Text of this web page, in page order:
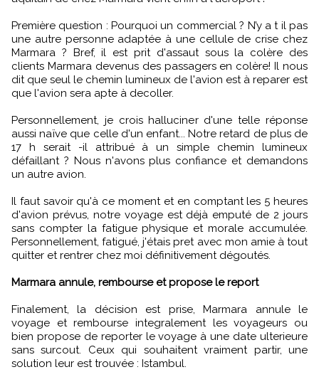
Première question : Pourquoi un commercial ? N’y a t il pas
une autre personne adaptée à une cellule de crise chez
Marmara ? Bref, il est prit d'assaut sous la colère des
clients Marmara devenus des passagers en colère! Il nous
dit que seul le chemin lumineux de l'avion est à reparer est
que l'avion sera apte à decoller.
Personnellement, je crois halluciner d'une telle réponse
aussi naïve que celle d'un enfant... Notre retard de plus de
17 h serait -il attribué à un simple chemin lumineux
défaillant ? Nous n'avons plus confiance et demandons
un autre avion.
Il faut savoir qu'à ce moment et en comptant les 5 heures
d'avion prévus, notre voyage est déjà emputé de 2 jours
sans compter la fatigue physique et morale accumulée.
Personnellement, fatigué, j'étais pret avec mon amie à tout
quitter et rentrer chez moi définitivement dégoutés.
Marmara annule, rembourse et propose le report
Finalement, la décision est prise, Marmara annule le
voyage et rembourse integralement les voyageurs ou
bien propose de reporter le voyage à une date ulterieure
sans surcout. Ceux qui souhaitent vraiment partir, une
solution leur est trouvée : Istambul.